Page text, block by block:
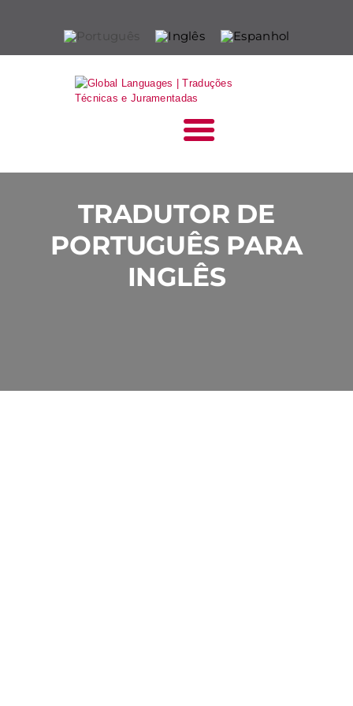
TRADUTOR DE
PORTUGUÊS PARA
INGLÊS
QUEM SOMOS
O QUE FAZEMOS
FALE CONOSCO
ORÇAMENTO RÁPIDO